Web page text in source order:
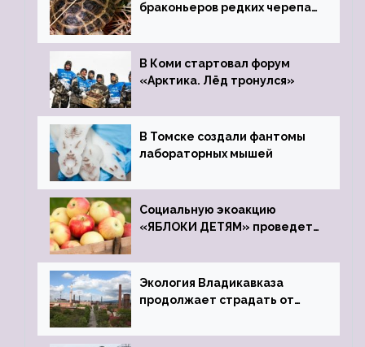
браконьеров редких черепах
зоопарк
В Коми стартовал форум
«Арктика. Лёд тронулся»
В Томске создали фантомы
лабораторных мышей
Социальную экоакцию
«ЯБЛОКИ ДЕТЯМ» проведет
Экология Владикавказа
продолжает страдать от